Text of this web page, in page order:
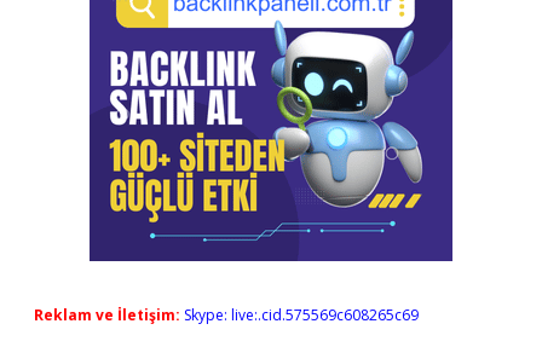
Reklam ve İletişim: Skype: live:.cid.575569c608265c69